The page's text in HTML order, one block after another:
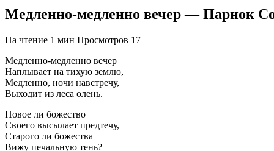
Медленно-медленно вечер — Парнок
На чтение 1 мин Просмотров 17
Медленно-медленно вечер
Наплывает на тихую землю,
Медленно, ночи навстречу,
Выходит из леса олень.
Новое ли божество
Своего высылает предтечу,
Старого ли божества
Вижу печальную тень?